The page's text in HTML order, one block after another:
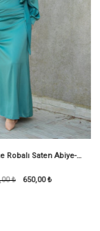
Narin Mat Şifon